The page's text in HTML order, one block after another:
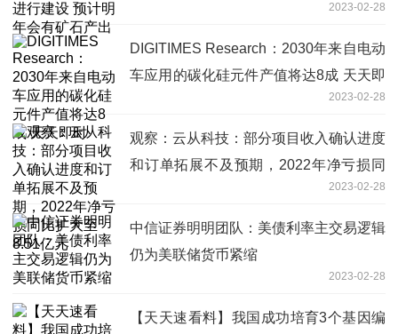
2023-02-28
DIGITIMES Research：2030年来自电动
车应用的碳化硅元件产值将达8成 天天即
2023-02-28
观察：云从科技：部分项目收入确认进度
和订单拓展不及预期，2022年净亏损同
2023-02-28
中信证券明明团队：美债利率主交易逻辑
仍为美联储货币紧缩
2023-02-28
【天天速看料】我国成功培育3个基因编